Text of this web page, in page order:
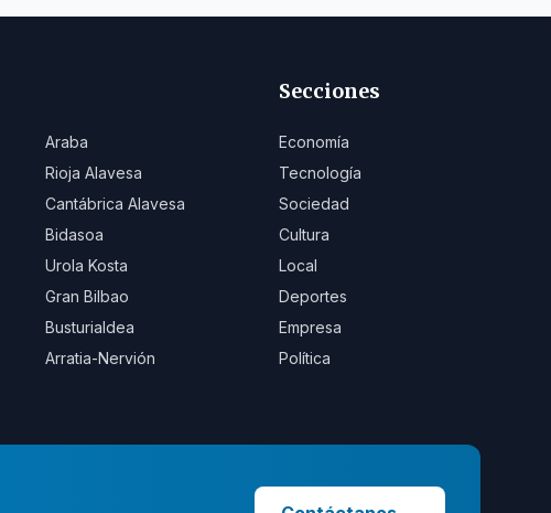
Araba
Rioja Alavesa
Cantábrica Alavesa
Bidasoa
Urola Kosta
Gran Bilbao
Busturialdea
Arratia-Nervión
Secciones
Economía
Tecnología
Sociedad
Cultura
Local
Deportes
Empresa
Política